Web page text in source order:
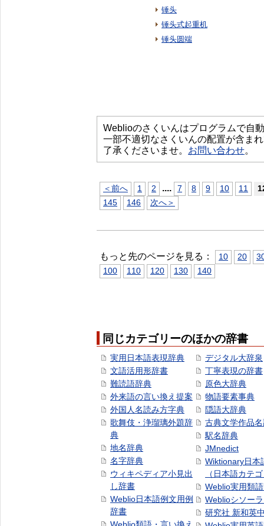
锤头
锤头式起重机
锤头圆端
Weblioのさくいんはプログラムで自
一部不適切なさくいんの配置が含ま
了承くださいませ。 お問い合わせ。
＜前へ 1 2 .... 7 8 9 10 11
145
146 次へ＞
もっと先のページを見る： 10 20
100
110 120 130 140
同じカテゴリーのほかの辞書
実用日本語表現辞典
文語活用形辞書
難読語辞典
外来語の言い換え提案
外国人名読み方字典
歌舞伎・浄瑠璃外題辞
典
地名辞典
名字辞典
ウィキペディア小見出
し辞書
Weblio日本語例文用例
辞書
デジタル大辞泉
丁寧表現の辞書
原色大辞典
物語要素事典
隠語大辞典
古典文学作品
駅名辞典
JMnedict
Wiktionary日本
（日本語カテ
Weblio実用類
Weblioシソー
研究社 新和英